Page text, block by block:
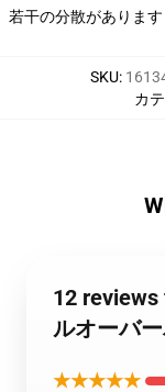
若干の分散があります
SKU:
カ
12 reviews
ルオーバ
★★★★★